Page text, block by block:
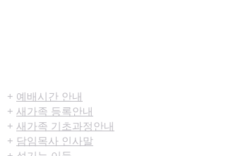
+ 예배시간 안내
+ 새가족 등록안내
+ 새가족 기초과정안내
+ 담임목사 인사말